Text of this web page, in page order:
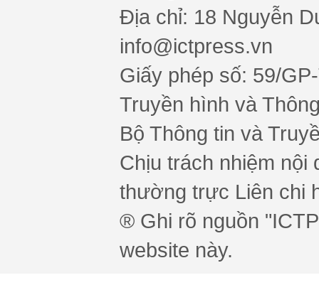
Địa chỉ: 18 Nguyễn
info@ictpress.vn
Giấy phép số: 59/
Truyền hình và
Bộ Thông tin và
Chịu trách nhiệm nội
thường trực Liên chi
® Ghi rõ nguồn
website này.